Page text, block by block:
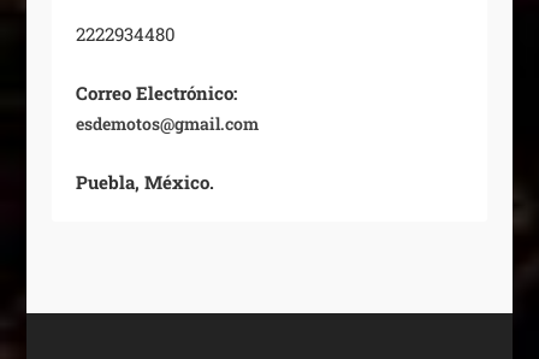
2222934480
Correo Electrónico:
esdemotos@gmail.com
Puebla, México.